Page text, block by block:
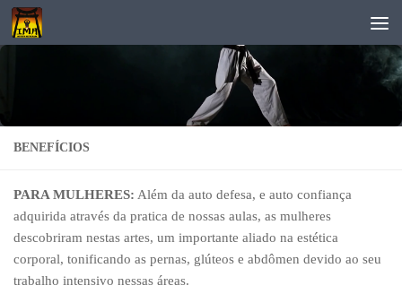
Skip to content
BENEFÍCIOS
PARA MULHERES: Além da auto defesa, e auto confiança
adquirida através da pratica de nossas aulas, as mulheres
descobriram nestas artes, um importante aliado na estética
corporal, tonificando as pernas, glúteos e abdômen devido ao seu
trabalho intensivo nessas áreas.